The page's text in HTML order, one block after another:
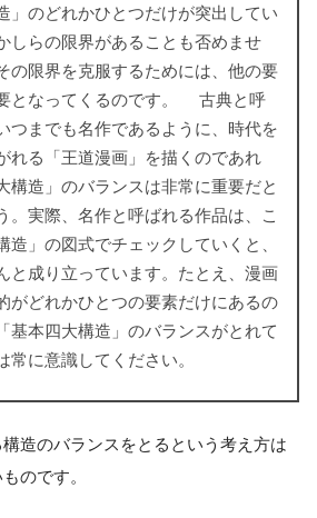
」のどれかひとつだけが突出してい
しらの限界があることも否めませ
の限界を克服するためには、他の要
となってくるのです。 古典と呼
つまでも名作であるように、時代を
れる「王道漫画」を描くのであれ
構造」のバランスは非常に重要だと
。実際、名作と呼ばれる作品は、こ
造」の図式でチェックしていくと、
と成り立っています。たとえ、漫画
がどれかひとつの要素だけにあるの
基本四大構造」のバランスがとれて
常に意識してください。
造のバランスをとるという考え方は
のです。